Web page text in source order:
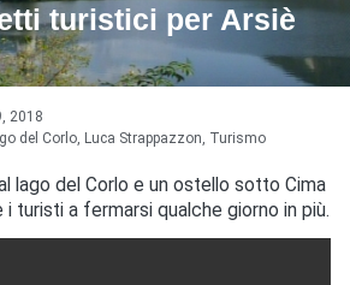
turistici per Arsiè
2018
del Corlo Luca Strappazzon Turismo
lago del Corlo e un ostello sotto Cima
turisti a fermarsi qualche giorno in più.